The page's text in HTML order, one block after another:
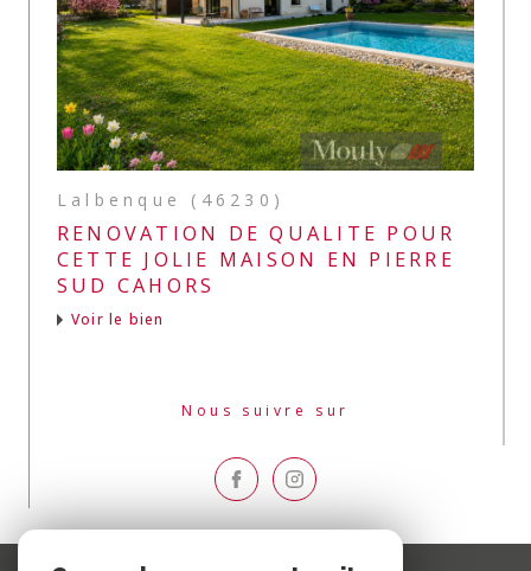
Lalbenque (46230)
RENOVATION DE QUALITE POUR
CETTE JOLIE MAISON EN PIERRE
SUD CAHORS
Voir le bien
Nous suivre sur